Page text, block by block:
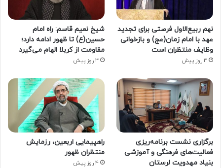
نهم ربیع‌الاول فرصتی برای تجدید
عهد با امام زمان(عج) و بازخوانی
وظایف منتظران است
3 روز پیش
شیخ نعیم قاسم: راه امام
حسین(ع) تا ظهور ادامه دارد؛
مقاومت از کربلا الهام می‌گیرد
3 روز پیش
برگزاری نشست برنامه‌ریزی
فعالیت‌های فرهنگی و آموزشی
بنیاد مهدویت لرستان
راهپیمایی اربعین، رزمایش
منتظران ظهور
4 روز پیش